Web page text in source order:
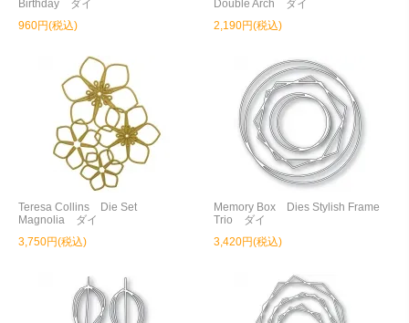
Birthday ダイ
960円(税込)
Double Arch ダイ
2,190円(税込)
Teresa Collins Die Set
Magnolia ダイ
3,750円(税込)
Memory Box Dies Stylish Frame
Trio ダイ
3,420円(税込)